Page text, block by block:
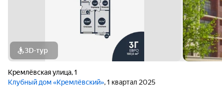
3D-тур
Кремлёвская улица,1
Клубный дом «Кремлёвский», 1 квартал 2025